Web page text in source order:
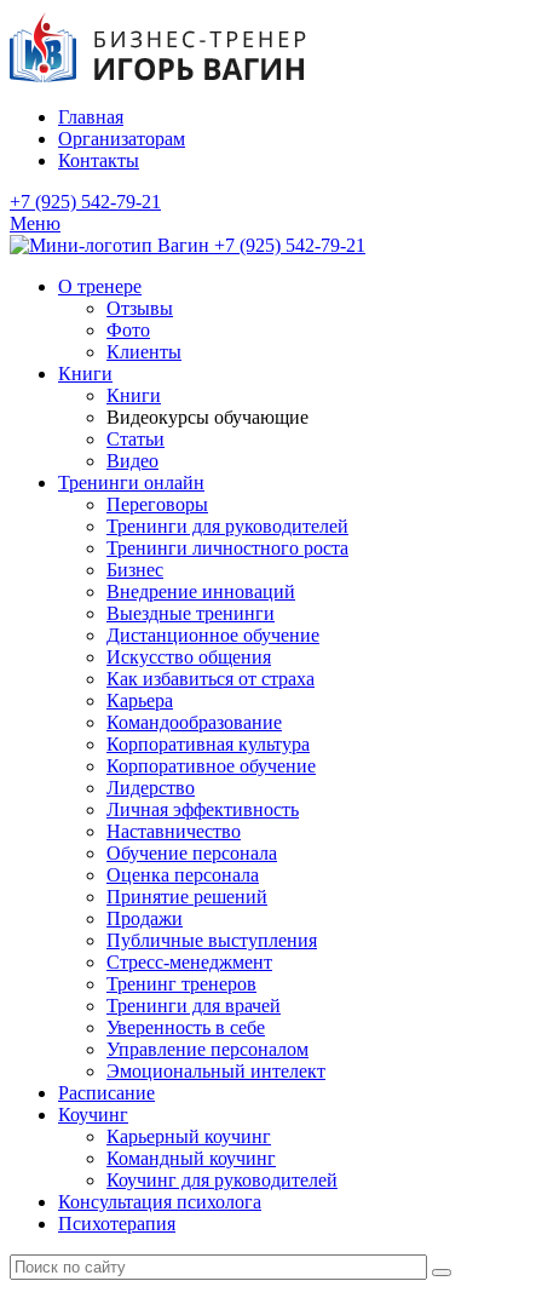
Главная
Организаторам
Контакты
+7 (925) 542-79-21
Меню
+7 (925) 542-79-21
О тренере
Отзывы
Фото
Клиенты
Книги
Книги
Видеокурсы обучающие
Статьи
Видео
Тренинги онлайн
Переговоры
Тренинги для руководителей
Тренинги личностного роста
Бизнес
Внедрение инноваций
Выездные тренинги
Дистанционное обучение
Искусство общения
Как избавиться от страха
Карьера
Командообразование
Корпоративная культура
Корпоративное обучение
Лидерство
Личная эффективность
Наставничество
Обучение персонала
Оценка персонала
Принятие решений
Продажи
Публичные выступления
Стресс-менеджмент
Тренинг тренеров
Тренинги для врачей
Уверенность в себе
Управление персоналом
Эмоциональный интелект
Расписание
Коучинг
Карьерный коучинг
Командный коучинг
Коучинг для руководителей
Консультация психолога
Психотерапия